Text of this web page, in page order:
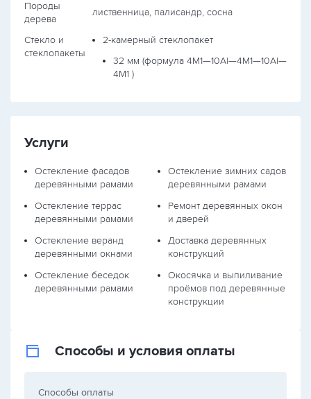
Породы
дерева
лиственница, палисандр, сосна
Стекло и
стеклопакеты
2-камерный стеклопакет
32 мм (формула 4М1—10Al—4М1—10Al—
4М1 )
Услуги
Остекление фасадов
деревянными рамами
Остекление террас
деревянными рамами
Остекление веранд
деревянными окнами
Остекление беседок
деревянными рамами
Остекление зимних садов
деревянными рамами
Ремонт деревянных окон
и дверей
Доставка деревянных
конструкций
Окосячка и выпиливание
проёмов под деревянные
конструкции
Способы и условия оплаты
Способы оплаты